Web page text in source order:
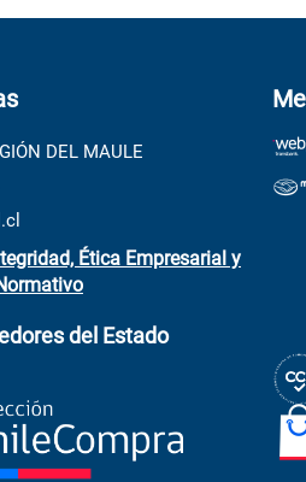
DEL MAULE
Ética Empresarial y
del Estado